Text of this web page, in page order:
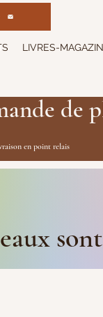
LIVRES-
de
en point relais
sont